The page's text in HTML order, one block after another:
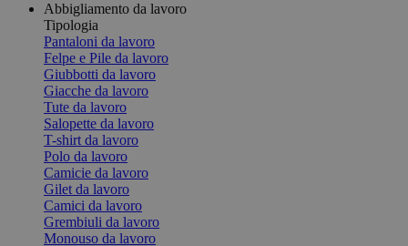
Abbigliamento da lavoro
Tipologia
Pantaloni da lavoro
Felpe e Pile da lavoro
Giubbotti da lavoro
Giacche da lavoro
Tute da lavoro
Salopette da lavoro
T-shirt da lavoro
Polo da lavoro
Camicie da lavoro
Gilet da lavoro
Camici da lavoro
Grembiuli da lavoro
Monouso da lavoro